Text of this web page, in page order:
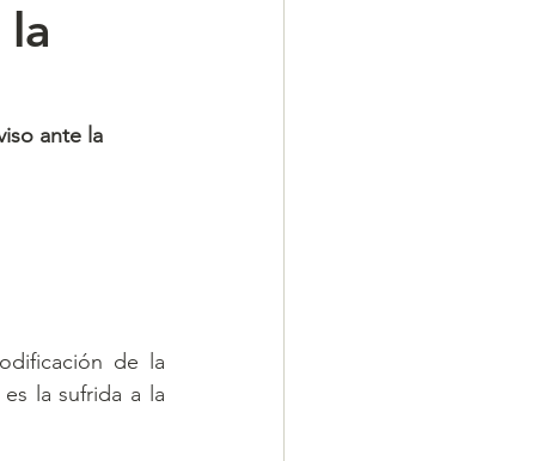
ante la
de la
la sufrida a la